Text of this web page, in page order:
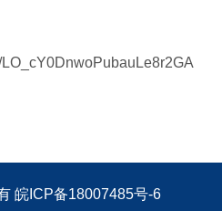
皖ICP备18007485号-6